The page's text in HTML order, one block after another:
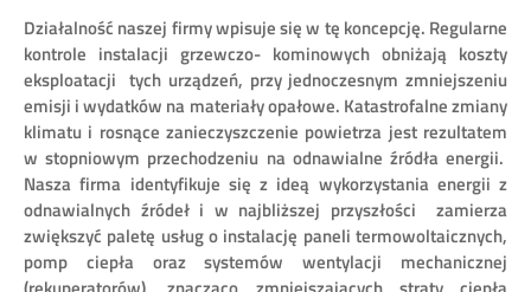
Działalność naszej firmy wpisuje się w tę koncepcję. Regularne
kontrole instalacji grzewczo- kominowych obniżają koszty
eksploatacji tych urządzeń, przy jednoczesnym zmniejszeniu
emisji i wydatków na materiały opałowe. Katastrofalne zmiany
klimatu i rosnące zanieczyszczenie powietrza jest rezultatem
w stopniowym przechodzeniu na odnawialne źródła energii.
Nasza firma identyfikuje się z ideą wykorzystania energii z
odnawialnych źródeł i w najbliższej przyszłości zamierza
zwiększyć paletę usług o instalację paneli termowoltaicznych,
pomp ciepła oraz systemów wentylacji mechanicznej